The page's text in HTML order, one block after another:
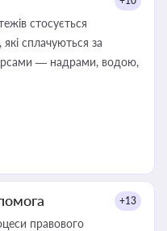
стосується
сплачуються за
— надрами, водою,
+13
правового